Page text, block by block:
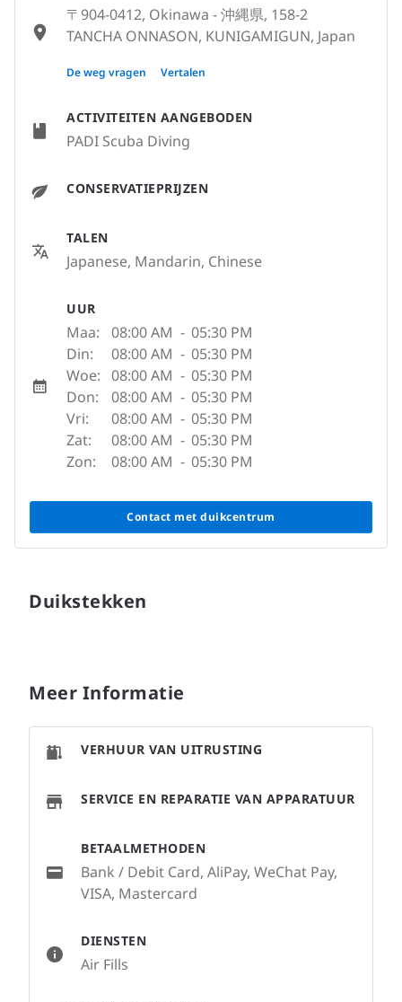
ACTIVITEITEN AANGEBODEN
PADI Scuba Diving
CONSERVATIEPRIJZEN
TALEN
Japanese, Mandarin, Chinese
UUR
Maa: 08:00 AM - 05:30 PM
Din:
08:00 AM - 05:30 PM
Woe: 08:00 AM - 05:30 PM
Don:
08:00 AM - 05:30 PM
Vri:
08:00 AM - 05:30 PM
Zat:
08:00 AM - 05:30 PM
Zon:
08:00 AM - 05:30 PM
Contact met duikcentrum
〒904-0412, Okinawa - 沖縄県, 158-2
TANCHA ONNASON, KUNIGAMIGUN, Japan
〒904-0412, Okinawa - 沖縄県, 沖縄県国頭
De weg vragen Vertalen
Duikstekken
Meer Informatie
DIENSTEN
Air Fills
VERHUUR VAN UITRUSTING
SERVICE EN REPARATIE VAN APPARATUUR
BETAALMETHODEN
Bank / Debit Card, AliPay, WeChat Pay,
VISA, Mastercard